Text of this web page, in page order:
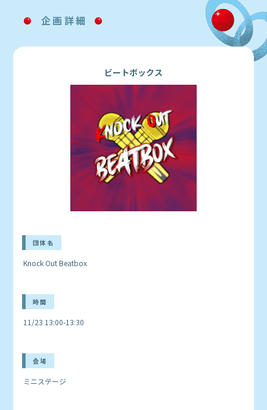
企画詳細
ビートボックス
団体名
Knock Out Beatbox
時間
11/23 13:00-13:30
会場
ミニステージ